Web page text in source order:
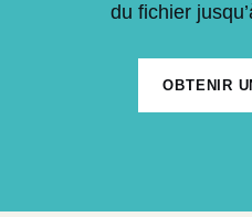
du fichier
OBTENIR